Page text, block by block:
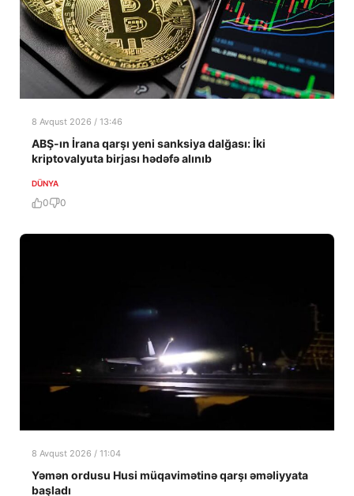
8 Avqust 2026 / 13:46
ABŞ-ın İrana qarşı yeni sanksiya dalğası: İki
kriptovalyuta birjası hədəfə alınıb
DÜNYA
0 0
8 Avqust 2026 / 11:04
Yəmən ordusu Husi müqavimətinə qarşı əməliyyata
başladı